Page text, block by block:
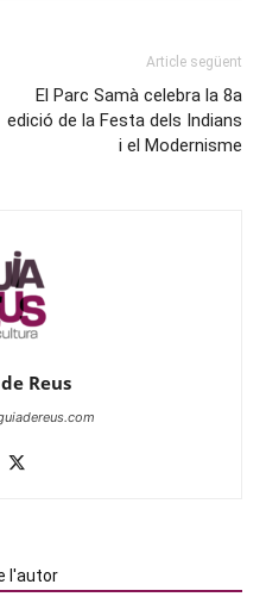
Article següent
El Parc Samà celebra la 8a
edició de la Festa dels Indians
i el Modernisme
Reus
l'autor